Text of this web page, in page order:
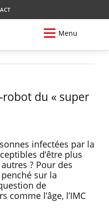
Menu
du « super
infectées par la
d’être plus
? Pour des
sur la
de
comme l’âge, l’IMC